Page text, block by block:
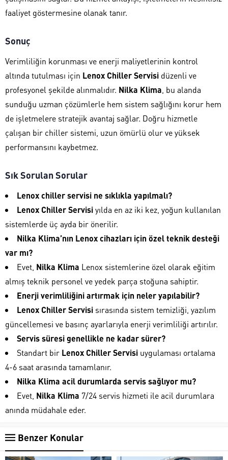
faaliyet göstermesine olanak tanır.
Sonuç
Verimliliğin korunması ve enerji maliyetlerinin kontrol
altında tutulması için Lenox Chiller Servisi düzenli ve
profesyonel şekilde alınmalıdır. Nilka Klima , bu alanda
sunduğu uzman çözümlerle hem sistem sağlığını korur hem
de işletmelere stratejik avantaj sağlar. Doğru hizmetle
çalışan bir chiller sistemi, uzun ömürlü olur ve yüksek
performansını kaybetmez.
Sık Sorulan Sorular
Lenox chiller servisi ne sıklıkla yapılmalı?
Lenox Chiller Servisiyılda en az iki kez, yoğun kullanılan
sistemlerde üç ayda bir önerilir.
Nilka Klima’nın Lenox cihazları için özel teknik desteği
var mı?
Evet, Nilka Klima Lenox sistemlerine özel olarak eğitim
almış teknik personel ve yedek parça stoğuna sahiptir.
Enerji verimliliğini artırmak için neler yapılabilir?
Lenox Chiller Servisi sırasında sistem temizliği, yazılım
güncellemesi ve basınç ayarlarıyla enerji verimliliği artırılır.
Servis süresi genellikle ne kadar sürer?
Standart bir Lenox Chiller Servisi uygulaması ortalama
4-6 saat arasında tamamlanır.
Nilka Klima acil durumlarda servis sağlıyor mu?
Evet, Nilka Klima 7/24 servis hizmeti ile acil durumlara
anında müdahale eder.
Benzer Konular